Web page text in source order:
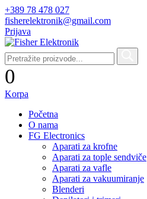
+389 78 478 027
fisherelektronik@gmail.com
Prijava
0
Korpa
Početna
O nama
FG Electronics
Aparati za krofne
Aparati za tople sendviče
Aparati za vafle
Aparati za vakuumiranje
Blenderi